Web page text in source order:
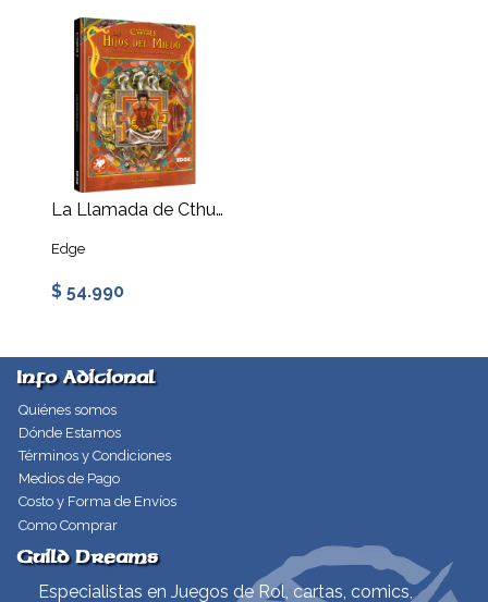
La Llamada de Cthulhu 7ª: Los Hijos del Miedo
Edge
$ 54.990
Info Adicional
Quiénes somos
Dónde Estamos
Términos y Condiciones
Medios de Pago
Costo y Forma de Envíos
Como Comprar
Guild Dreams
Especialistas en Juegos de Rol, cartas, comics,